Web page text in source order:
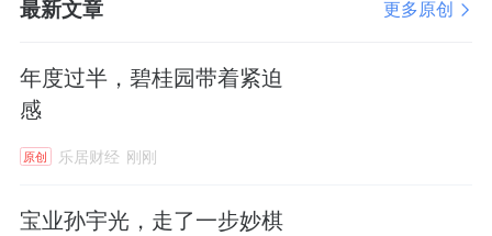
最新文章 更多原创
年度过半，碧桂园带着紧迫
感
原创 乐居财经 刚刚
宝业孙宇光，走了一步妙棋